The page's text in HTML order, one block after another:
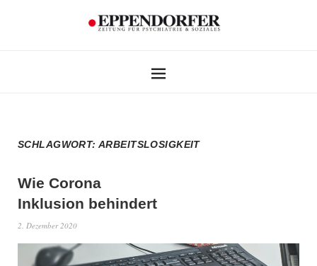
SCHLAGWORT:ARBEITSLOSIGKEIT
Wie Corona
Inklusion behindert
2. Dezember 2020